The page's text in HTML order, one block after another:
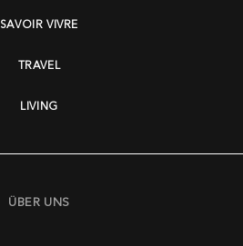
SAVOIR VIVRE
TRAVEL
LIVING
ÜBER UNS